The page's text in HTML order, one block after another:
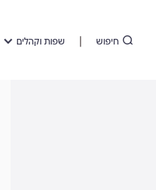
חיפוש שפות וקהלים